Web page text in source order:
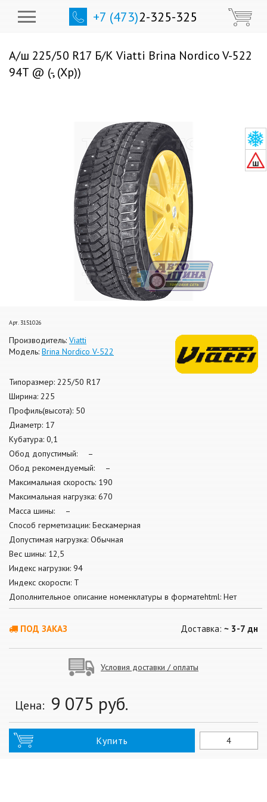
+7 (473)2-325-325
А/ш 225/50 R17 Б/К Viatti Brina Nordico V-522
94T @ (-, (Хр))
Арт. 3151026
Производитель: Viatti
Модель: Brina Nordico V-522
Типоразмер: 225/50 R17
Ширина: 225
Профиль(высота): 50
Диаметр: 17
Кубатура: 0,1
Обод допустимый: –
Обод рекомендуемый: –
Максимальная скорость: 190
Максимальная нагрузка: 670
Масса шины: –
Способ герметизации: Бескамерная
Допустимая нагрузка: Обычная
Вес шины: 12,5
Индекс нагрузки: 94
Индекс скорости: T
Дополнительное описание номенклатуры в форматеhtml: Нет
ПОД ЗАКАЗ Доставка: ~ 3-7 дн
Условия доставки / оплаты
Цена: 9 075 руб.
Купить